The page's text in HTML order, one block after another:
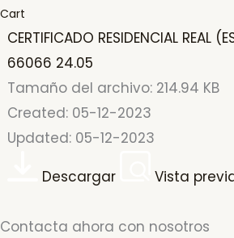
Cart
CERTIFICADO RESIDENCIAL REAL
66066 24.05
Tamaño del archivo: 214.94 KB
Created: 05-12-2023
Updated: 05-12-2023
Descargar
Vista
Contacta ahora con nosotros